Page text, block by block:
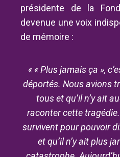
présidente de la
devenue une voix
de mémoire :
« « Plus jamais ça »,
déportés. Nous avions
tous et qu’il n’y ait
raconter cette
survivent pour pouvoir
et qu’il n’y ait plus